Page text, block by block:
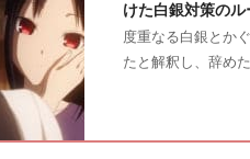
けた白銀対策のル
度重なる白銀とか
たと解釈し、辞め